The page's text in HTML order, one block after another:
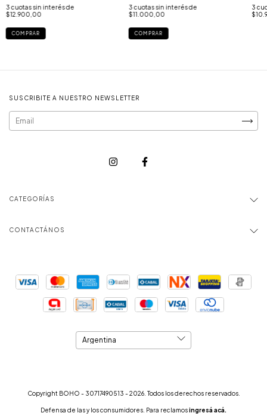
3 cuotas sin interés de
$12.900,00
COMPRAR
3 cuotas sin interés de
$11.000,00
COMPRAR
3
SUSCRIBITE A NUESTRO NEWSLETTER
CATEGORÍAS
CONTACTÁNOS
Copyright BOHO - 30717490513 - 2026. Todos los derechos reservados.
Defensa de las y los consumidores. Para reclamosingresá acá.